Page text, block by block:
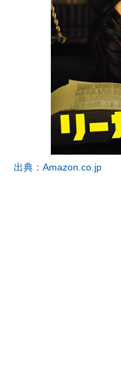
AI活用のいまが分かる
企業ITのトレンドを詳説
経営リーダーのコミュ
マーケ×ITの今がよく
ITエンジニア向け専門
企業向けIT製品の総合
出典：Amazon.co.jp